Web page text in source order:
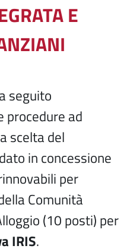
E
seguito
procedure ad
scelta del
in concessione
per
Comunità
(10 posti) per
IRIS.